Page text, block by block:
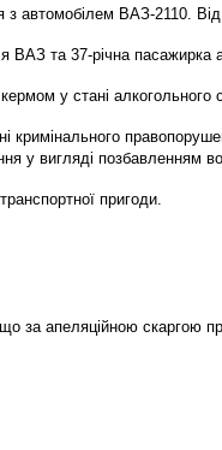
з автомобілем ВАЗ-2110.
ВАЗ та 37-річна
у стані алкогольного
кримінального
у вигляді позбавленням
пригоди.
за апеляційною скаргою